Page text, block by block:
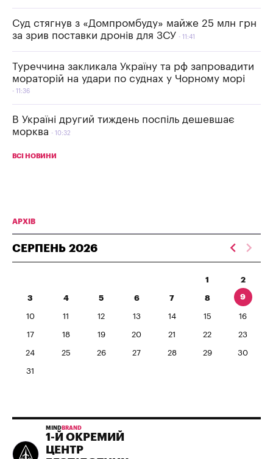
Суд стягнув з «Домпромбуду» майже 25 млн грн
за зрив поставки дронів для ЗСУ
11:41
Туреччина закликала Україну та рф запровадити
мораторій на удари по суднах у Чорному морі
11:36
В Україні другий тиждень поспіль дешевшає
морква
10:32
ВСІ НОВИНИ
АРХІВ
СЕРПЕНЬ 2026
1 2
3 4 5 6 7 8 9
10 11 12 13 14 15 16
17 18 19 20 21 22 23
24 25 26 27 28 29 30
31
MIND BRAND
1-Й ОКРЕМИЙ
ЦЕНТР